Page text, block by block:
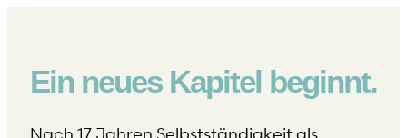
Ein neues Kapitel beginnt.
Nach 17 Jahren Selbstständigkeit als